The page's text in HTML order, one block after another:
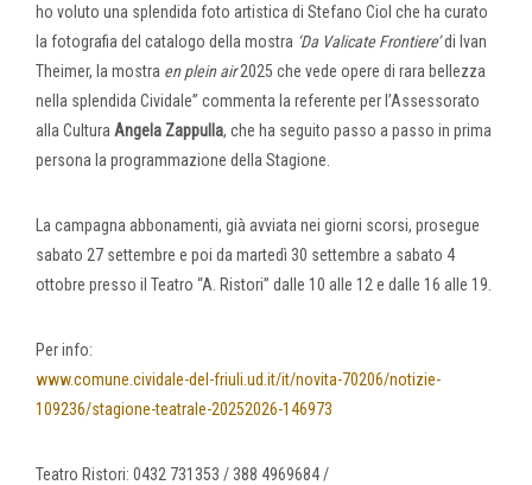
ho voluto una splendida foto artistica di Stefano Ciol che ha curato
la fotografia del catalogo della mostra ‘Da Valicate Frontiere’di Ivan
Theimer, la mostra en plein air2025 che vede opere di rara bellezza
nella splendida Cividale” commenta la referente per l’Assessorato
alla Cultura Angela Zappulla, che ha seguito passo a passo in prima
persona la programmazione della Stagione.
La campagna abbonamenti, già avviata nei giorni scorsi, prosegue
sabato 27 settembre e poi da martedì 30 settembre a sabato 4
ottobre presso il Teatro “A. Ristori” dalle 10 alle 12 e dalle 16 alle 19.
Per info:
www.comune.cividale-del-friuli.ud.it/it/novita-70206/notizie-
109236/stagione-teatrale-20252026-146973
Teatro Ristori: 0432 731353 / 388 4969684 /